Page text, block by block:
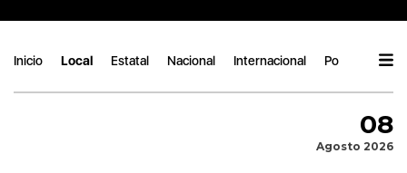
Inicio Local Estatal Nacional Internacional Política
08
Agosto 2026